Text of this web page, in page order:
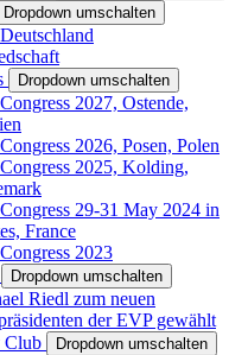
Dropdown umschalten
Dropdown umschalten
2027, Ostende,
2026, Posen, Polen
2025, Kolding,
29-31 May 2024 in
France
2023
Dropdown umschalten
Riedl zum neuen
der EVP gewählt
Club
Dropdown umschalten